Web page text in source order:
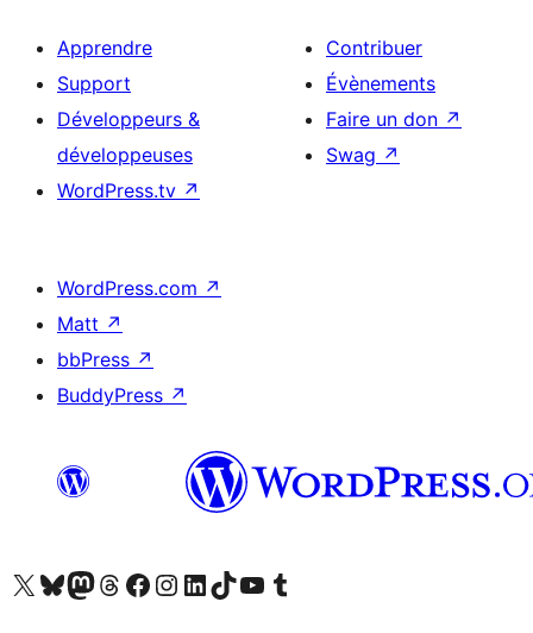
Apprendre
Support
Développeurs &
développeuses
WordPress.tv ↗
Contribuer
Évènements
Faire un don ↗
Swag ↗
WordPress.com ↗
Matt ↗
bbPress ↗
BuddyPress ↗
Visitez notre compte X (précédemment Twitter)
Visiter notre compte Bluesky
Visiter notre compte Mastodon
Visiter notre compte Threads
Consulter notre compte Facebook
Consulter notre compte Instagram
Consulter notre compte LinkedIn
Visiter notre compte TokTok
Visiter notre chaîne YouTube
Visiter notre compte Tumblr